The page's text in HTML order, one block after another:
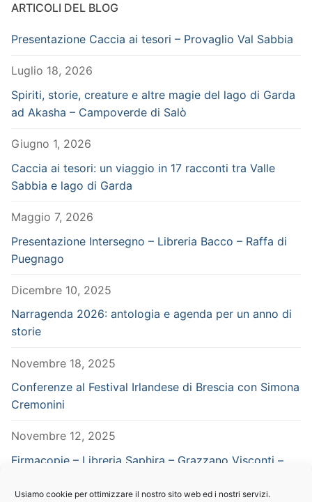
Usiamo cookie per ottimizzare il nostro sito web ed i nostri servizi.
ARTICOLI DEL BLOG
Presentazione Caccia ai tesori – Provaglio Val Sabbia
Luglio 18, 2026
Spiriti, storie, creature e altre magie del lago di Garda
ad Akasha – Campoverde di Salò
Giugno 1, 2026
Caccia ai tesori: un viaggio in 17 racconti tra Valle
Sabbia e lago di Garda
Maggio 7, 2026
Presentazione Intersegno – Libreria Bacco – Raffa di
Puegnago
Dicembre 10, 2025
Narragenda 2026: antologia e agenda per un anno di
storie
Novembre 18, 2025
Conferenze al Festival Irlandese di Brescia con Simona
Cremonini
Novembre 12, 2025
Firmacopie – Libreria Saphira – Grazzano Visconti –